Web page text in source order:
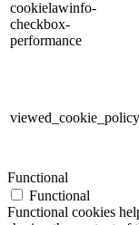
cookielawinfo-
checkbox-
performance
viewed_cookie_policy
Functional
Functional
Functional cookies